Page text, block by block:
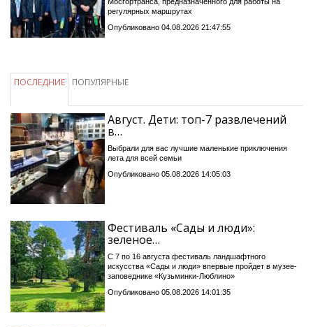
регулярных маршрутах
Опубликовано 04.08.2026 21:47:55
ПОСЛЕДНИЕ ПОПУЛЯРНЫЕ
Август. Дети: топ-7 развлечений
в…
Выбрали для вас лучшие маленькие приключения
лета для всей семьи
Опубликовано 05.08.2026 14:05:03
Фестиваль «Сады и люди»:
зеленое…
С 7 по 16 августа фестиваль ландшафтного
искусства «Сады и люди» впервые пройдет в музее-
заповеднике «Кузьминки-Люблино»
Опубликовано 05.08.2026 14:01:35